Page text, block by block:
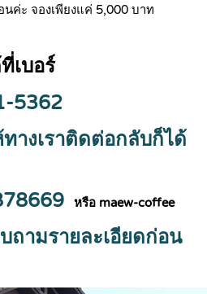
ค่ะ จองเพียงแค่ 5,000 บาท
เบอร์
5362
างเราติดต่อกลับก็ได้
หรือ maew-coffee
ถามรายละเอียดก่อน